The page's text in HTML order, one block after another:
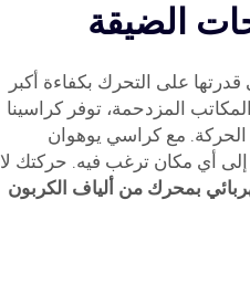
الضيقة
على التحرك بكفاءة أكبر
المزدحمة، توفر كراسينا
الحركة. مع كراسي يوهوان
إلى أي مكان ترغب فيه. حركتك لا
بمحرك من ألياف الكربون